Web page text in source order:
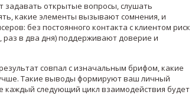
задавать открытые вопросы, слушать
какие элементы вызывают сомнения, и
без постоянного контакта с клиентом риск
раз в два дня) поддерживают доверие и
совпал с изначальным брифом, какие
Такие выводы формируют ваш личный
каждый следующий цикл взаимодействия будет